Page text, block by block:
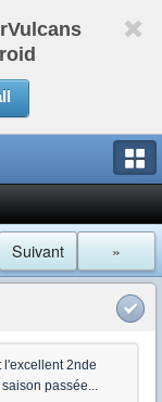
»
Suivant
l'excellent 2nde
passée...